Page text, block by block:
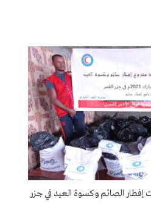
إفطار الصائم وكسوة العيد في جزر